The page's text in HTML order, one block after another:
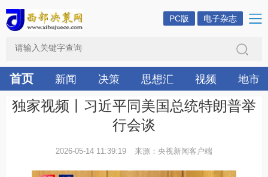
PC版 电子杂志
首页 新闻 决策 思想汇 视频 地市
独家视频丨习近平同美国总统特朗普举
行会谈
2026-05-14 11:39:19 来源：央视新闻客户端